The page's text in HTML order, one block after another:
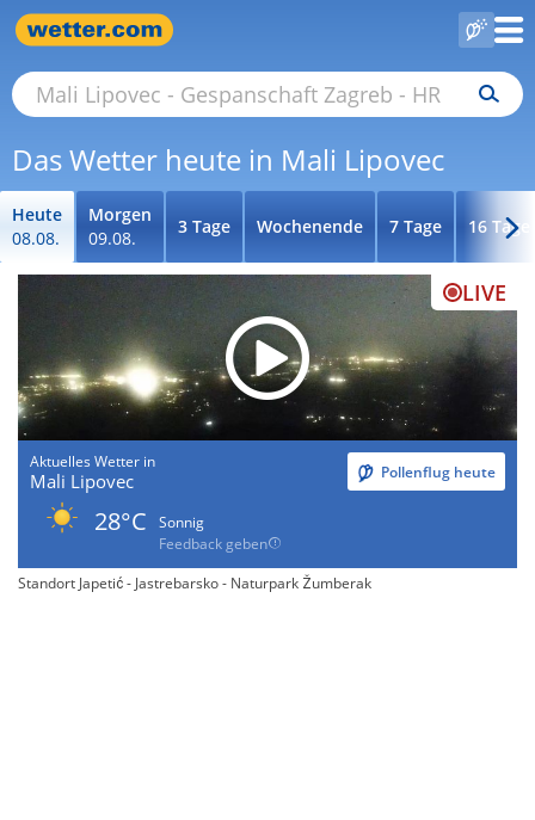
Das Wetter heute in Mali Lipovec
Heute
08.08.
Morgen
09.08.
3 Tage Wochenende 7 Tage 16 Tage
LIVE
Aktuelles Wetter in
Mali Lipovec Pollenflug heute
28°C
Sonnig
Feedback geben
Standort Japetić - Jastrebarsko - Naturpark Žumberak